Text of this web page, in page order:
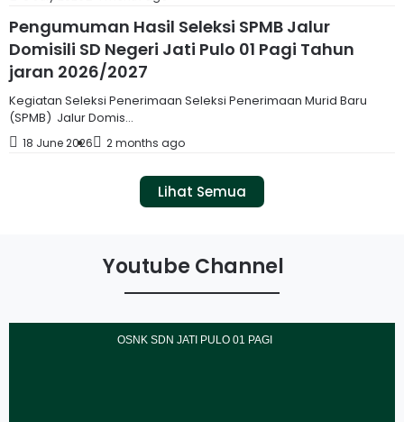
Pengumuman Hasil Seleksi SPMB Jalur
Domisili SD Negeri Jati Pulo 01 Pagi Tahun
jaran 2026/2027
Kegiatan Seleksi Penerimaan Seleksi Penerimaan Murid Baru
(SPMB) Jalur Domis...
18 June 2026 2 months ago
Lihat Semua
Youtube Channel
OSNK SDN JATI PULO 01 PAGI